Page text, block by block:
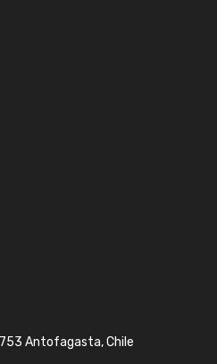
Antofagasta, Chile